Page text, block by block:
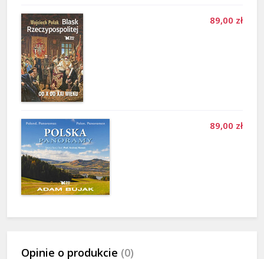
89,00 zł
89,00 zł
Opinie o produkcie (0)